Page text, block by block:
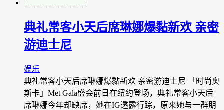
典礼常客小天后席琳娜爆黏新欢 亲密
游迪士尼
娱乐
典礼常客小天后席琳娜爆黏新欢 亲密游迪士尼 「时尚奥
斯卡」Met Gala盛会前日在纽约登场，典礼常客小天后
席琳娜今年却缺席，她在IG透露行踪，原来她与一群朋